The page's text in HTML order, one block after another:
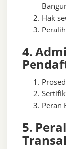
Hak
4.
Peran
5.